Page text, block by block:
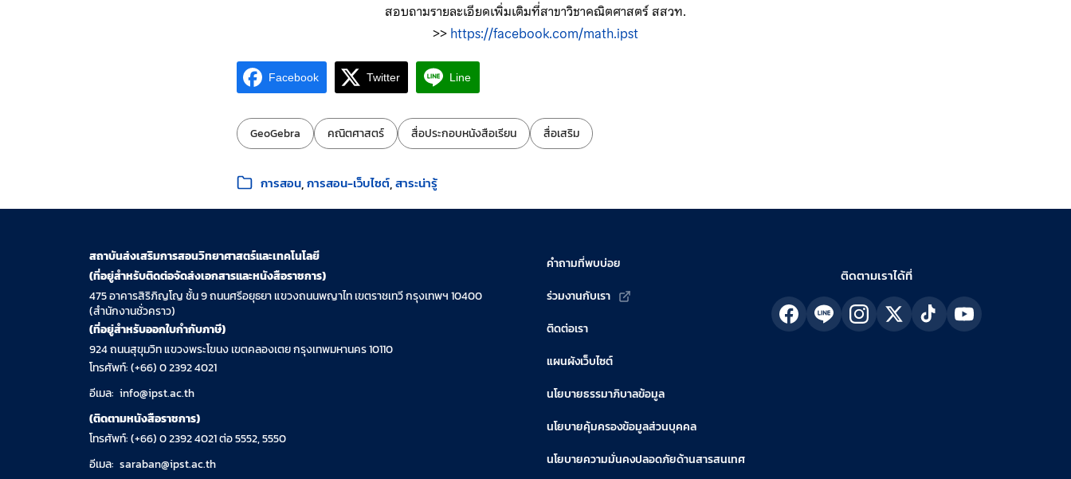
สอบถามรายละเอียดเพิ่มเติมที่สาขาวิชาคณิตศาสตร์ สสวท.
>>https://facebook.com/math.ipst
Facebook Twitter Line
ป้ายกำกับ:
GeoGebra คณิตศาสตร์ สื่อประกอบหนังสือเรียน สื่อเสริม
หมวดหมู่:
การสอน การสอน-เว็บไซต์ สาระน่ารู้
สถาบันส่งเสริมการสอนวิทยาศาสตร์และเทคโนโลยี
(ที่อยู่สำหรับติดต่อจัดส่งเอกสารและหนังสือราชการ)
475 อาคารสิริภิญโญ ชั้น 9 ถนนศรีอยุธยา แขวงถนนพญาไท เขตราชเทวี กรุงเทพฯ 10400
(สำนักงานชั่วคราว)
(ที่อยู่สำหรับออกใบกำกับภาษี)
924 ถนนสุขุมวิท แขวงพระโขนง เขตคลองเตย กรุงเทพมหานคร 10110
โทรศัพท์: (+66) 0 2392 4021
อีเมล: info@ipst.ac.th
(ติดตามหนังสือราชการ)
โทรศัพท์: (+66) 0 2392 4021 ต่อ 5552, 5550
อีเมล: saraban@ipst.ac.th
คำถามที่พบบ่อย
ร่วมงานกับเรา
ติดต่อเรา
แผนผังเว็บไซต์
นโยบายธรรมาภิบาลข้อมูล
นโยบายคุ้มครองข้อมูลส่วนบุคคล
นโยบายความมั่นคงปลอดภัยด้านสารสนเทศ
ติดตามเราได้ที่